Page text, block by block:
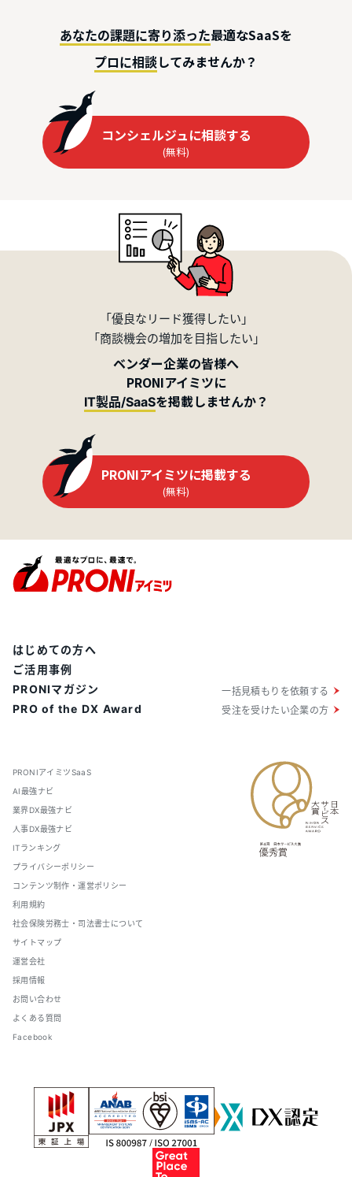
あなたの課題に寄り添った最適なSaaSを
プロに相談してみませんか？
コンシェルジュに相談する
(無料)
「優良なリード獲得したい」
「商談機会の増加を目指したい」
ベンダー企業の皆様へ
PRONIアイミツに
IT製品/SaaSを掲載しませんか？
PRONIアイミツに掲載する
(無料)
PRONIアイミツSaaS
AI最強ナビ
業界DX最強ナビ
人事DX最強ナビ
ITランキング
プライバシーポリシー
コンテンツ制作・運営ポリシー
利用規約
社会保険労務士・司法書士について
サイトマップ
運営会社
採用情報
お問い合わせ
よくある質問
Facebook
はじめての方へ
ご活用事例
PRONIマガジン
PRO of the DX Award
一括見積もりを依頼する
受注を受けたい企業の方